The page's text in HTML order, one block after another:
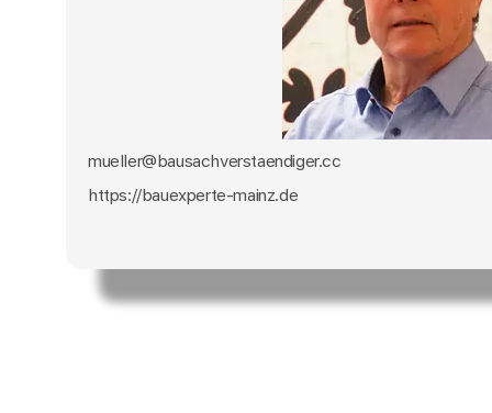
mueller@bausachverstaendiger.cc
https://bauexperte-mainz.de